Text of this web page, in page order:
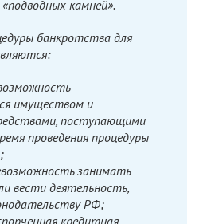
камней».
банкротства для
имуществом и
поступающими
проведения процедуры
занимать
вести деятельность,
РФ;
кредитная